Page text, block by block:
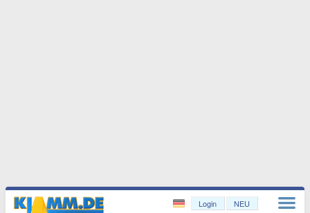
Login NEU